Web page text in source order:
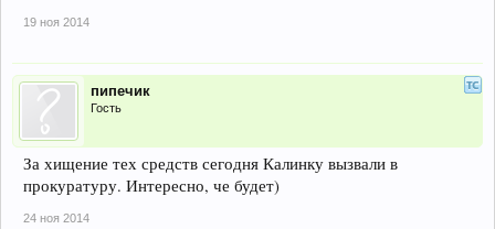
19 ноя 2014
пипечик
Гость
За хищение тех средств сегодня Калинку вызвали в
прокуратуру. Интересно, че будет)
24 ноя 2014